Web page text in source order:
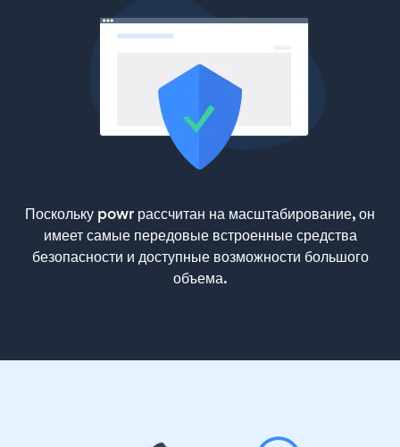
Поскольку powr рассчитан на масштабирование, он
имеет самые передовые встроенные средства
безопасности и доступные возможности большого
объема.